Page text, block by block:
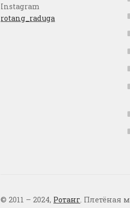
Instagram
rotang_raduga
© 2011 – 2024, Ротанг. Плетёная